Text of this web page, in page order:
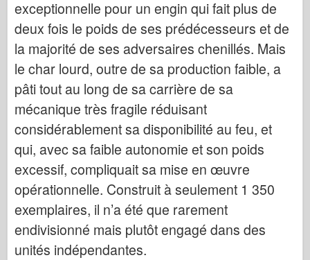
Dvd
Kapcsolat
le Napló
A készletek
exceptionnelle pour un engin qui fait plus de
deux fois le poids de ses prédécesseurs et de
la majorité de ses adversaires chenillés. Mais
le char lourd, outre de sa production faible, a
pâti tout au long de sa carrière de sa
mécanique très fragile réduisant
considérablement sa disponibilité au feu, et
qui, avec sa faible autonomie et son poids
excessif, compliquait sa mise en œuvre
opérationnelle. Construit à seulement 1 350
exemplaires, il n’a été que rarement
endivisionné mais plutôt engagé dans des
unités indépendantes.